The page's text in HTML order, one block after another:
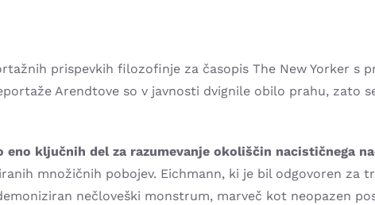
prispevkih filozofinje za časopis The New Yorker s
Arendtove so v javnosti dvignile obilo prahu, zato
eno ključnih del za razumevanje okoliščin nacističnega
množičnih pobojev. Eichmann, ki je bil odgovoren za
nečloveški monstrum, marveč kot neopazen